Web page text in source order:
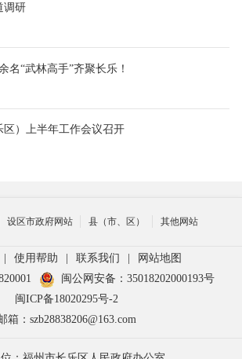
调研
名“武林高手”齐聚长乐！
区）上半年工作会议召开
设区市政府网站 县（市、区） 其他网站
使用帮助 联系我们
网站地图
闽公网安备：35018202000193号
闽ICP备18020295号-2
箱：szb28838206@163.com